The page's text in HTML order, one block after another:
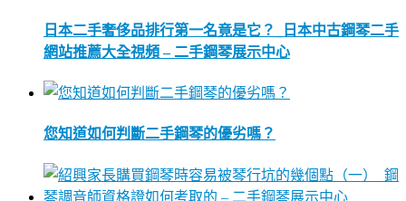
日本二手奢侈品排行第一名竟是它？_日本中古鋼琴二手
網站推薦大全視頻 – 二手鋼琴展示中心
您知道如何判斷二手鋼琴的優劣嗎？